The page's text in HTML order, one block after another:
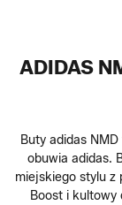
ADIDAS
Buty adidas
obuwia adidas.
miejskiego stylu z
Boost i kultowy